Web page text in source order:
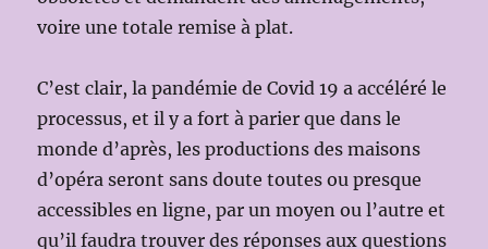
voire une totale remise à plat.
C’est clair, la pandémie de Covid 19 a accéléré le
processus, et il y a fort à parier que dans le
monde d’après, les productions des maisons
d’opéra seront sans doute toutes ou presque
accessibles en ligne, par un moyen ou l’autre et
qu’il faudra trouver des réponses aux questions